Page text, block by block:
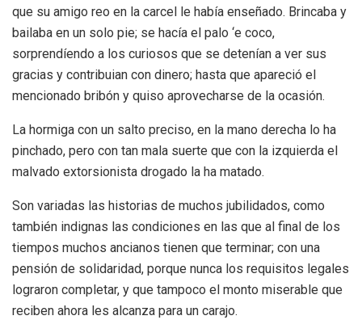
que su amigo reo en la carcel le había enseñado. Brincaba y
bailaba en un solo pie; se hacía el palo ‘e coco,
sorprendíendo a los curiosos que se detenían a ver sus
gracias y contribuian con dinero; hasta que apareció el
mencionado bribón y quiso aprovecharse de la ocasión.
La hormiga con un salto preciso, en la mano derecha lo ha
pinchado, pero con tan mala suerte que con la izquierda el
malvado extorsionista drogado la ha matado.
Son variadas las historias de muchos jubilidados, como
también indignas las condiciones en las que al final de los
tiempos muchos ancianos tienen que terminar; con una
pensión de solidaridad, porque nunca los requisitos legales
lograron completar, y que tampoco el monto miserable que
reciben ahora les alcanza para un carajo.